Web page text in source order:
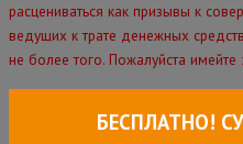
расцениваться как призывы к
ведущих к трате денежных
не более того. Пожалуйста имейте
БЕСПЛАТНО!